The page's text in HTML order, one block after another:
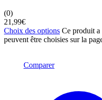
(0)
21,99€
Choix des options Ce produit a
peuvent être choisies sur la
Comparer